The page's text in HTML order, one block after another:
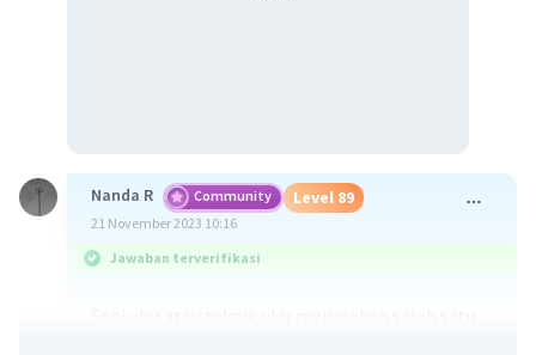
Nanda R Community Level 89
21 November 2023 10:16
Jawaban terverifikasi